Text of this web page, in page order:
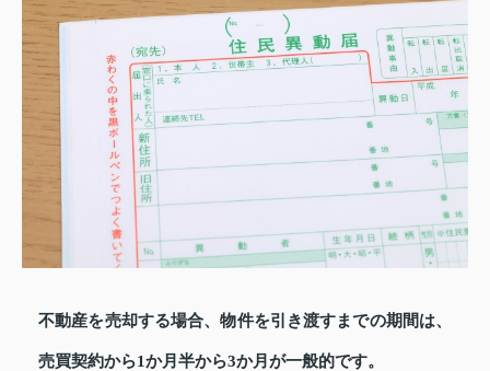
不動産を売却する場合、物件を引き渡すまでの期間は、
売買契約から1か月半から3か月が一般的です。